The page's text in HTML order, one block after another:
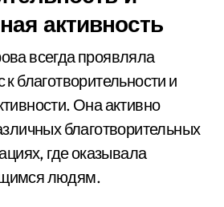
активность
всегда проявляла
благотворительности и
Она активно
благотворительных
где оказывала
людям.